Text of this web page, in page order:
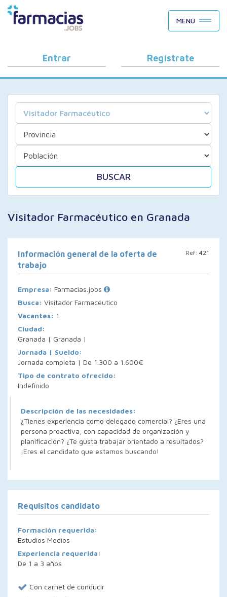
BUSCAR CANDIDATOS
OFERTAS DE EMPLEO
COMO FUNCIONA
PORQUÉ FARMACIAS.JOBS
BLOG
MENÚ
Entrar Regístrate
BUSCAR
Visitador Farmacéutico en Granada
Ref: 421
Información general de la oferta de
trabajo
Empresa: Farmacias.jobs
Busca: Visitador Farmacéutico
Vacantes: 1
Ciudad:
Granada | Granada |
Jornada | Sueldo:
Jornada completa | De 1.300 a 1.600€
Tipo de contrato ofrecido:
Indefinido
Descripción de las necesidades:
¿Tienes experiencia como delegado comercial? ¿Eres una
persona proactiva, con capacidad de organización y
planificación? ¿Te gusta trabajar orientado a resultados?
¡Eres el candidato que estamos buscando!
Requisitos candidato
Formación requerida:
Estudios Medios
Experiencia requerida:
De 1 a 3 años
Con carnet de conducir